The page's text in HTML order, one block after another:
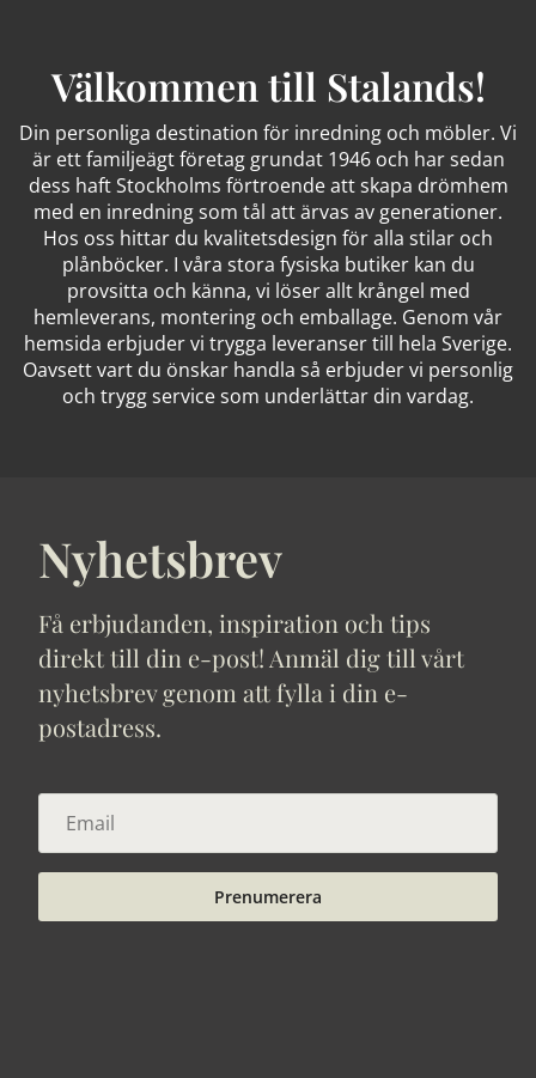
Välkommen till Stalands!
Din personliga destination för inredning och möbler. Vi
är ett familjeägt företag grundat 1946 och har sedan
dess haft Stockholms förtroende att skapa drömhem
med en inredning som tål att ärvas av generationer.
Hos oss hittar du kvalitetsdesign för alla stilar och
plånböcker. I våra stora fysiska butiker kan du
provsitta och känna, vi löser allt krångel med
hemleverans, montering och emballage. Genom vår
hemsida erbjuder vi trygga leveranser till hela Sverige.
Oavsett vart du önskar handla så erbjuder vi personlig
och trygg service som underlättar din vardag.
Nyhetsbrev
Få erbjudanden, inspiration och tips
direkt till din e-post! Anmäl dig till vårt
nyhetsbrev genom att fylla i din e-
postadress.
Prenumerera